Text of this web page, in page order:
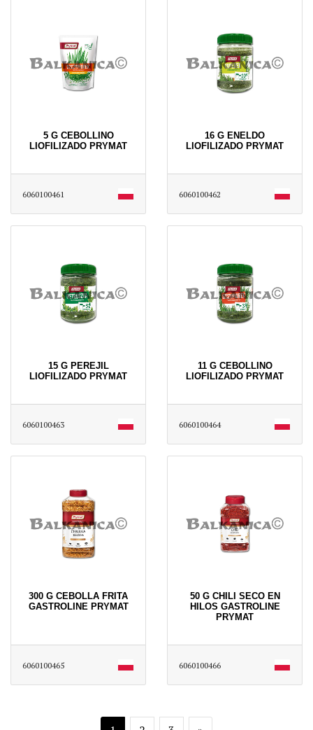
5 G CEBOLLINO
LIOFILIZADO PRYMAT
6060100461
16 G ENELDO
LIOFILIZADO PRYMAT
6060100462
15 G PEREJIL
LIOFILIZADO PRYMAT
6060100463
11 G CEBOLLINO
LIOFILIZADO PRYMAT
6060100464
300 G CEBOLLA FRITA
GASTROLINE PRYMAT
6060100465
50 G CHILI SECO EN
HILOS GASTROLINE
PRYMAT
6060100466